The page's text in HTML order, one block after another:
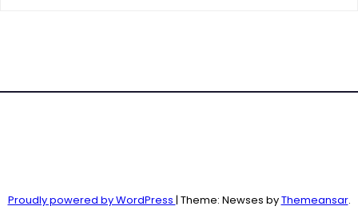
Proudly powered by WordPress | Theme: Newses byThemeansar.